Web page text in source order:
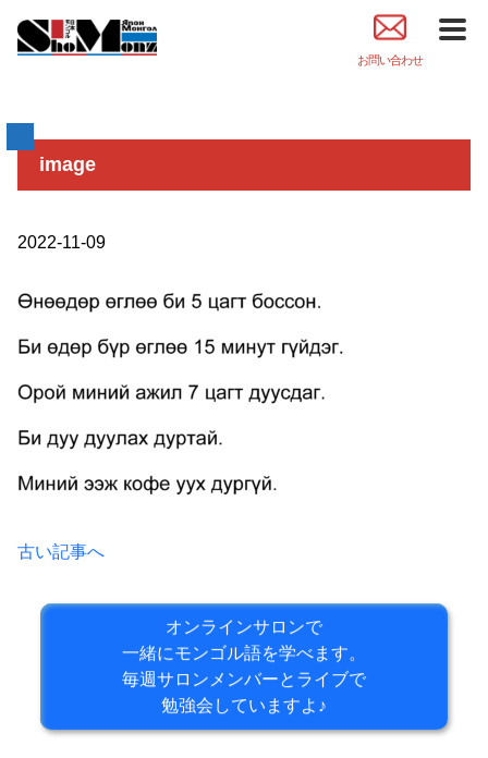
お問い合わせ
image
2022-11-09
古い記事へ
オンラインサロンで
一緒にモンゴル語を学べます。
毎週サロンメンバーとライブで
勉強会していますよ♪